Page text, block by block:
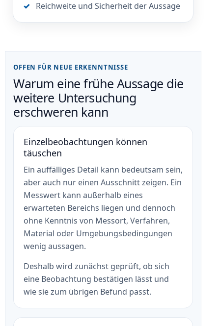
Reichweite und Sicherheit der Aussage
OFFEN FÜR NEUE ERKENNTNISSE
Warum eine frühe Aussage die
weitere Untersuchung
erschweren kann
Einzelbeobachtungen können
täuschen
Ein auffälliges Detail kann bedeutsam sein,
aber auch nur einen Ausschnitt zeigen. Ein
Messwert kann außerhalb eines
erwarteten Bereichs liegen und dennoch
ohne Kenntnis von Messort, Verfahren,
Material oder Umgebungsbedingungen
wenig aussagen.
Deshalb wird zunächst geprüft, ob sich
eine Beobachtung bestätigen lässt und
wie sie zum übrigen Befund passt.